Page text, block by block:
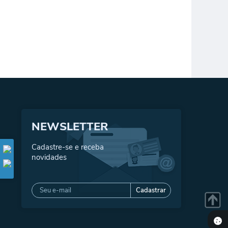
NEWSLETTER
Cadastre-se e receba
novidades
Cadastrar